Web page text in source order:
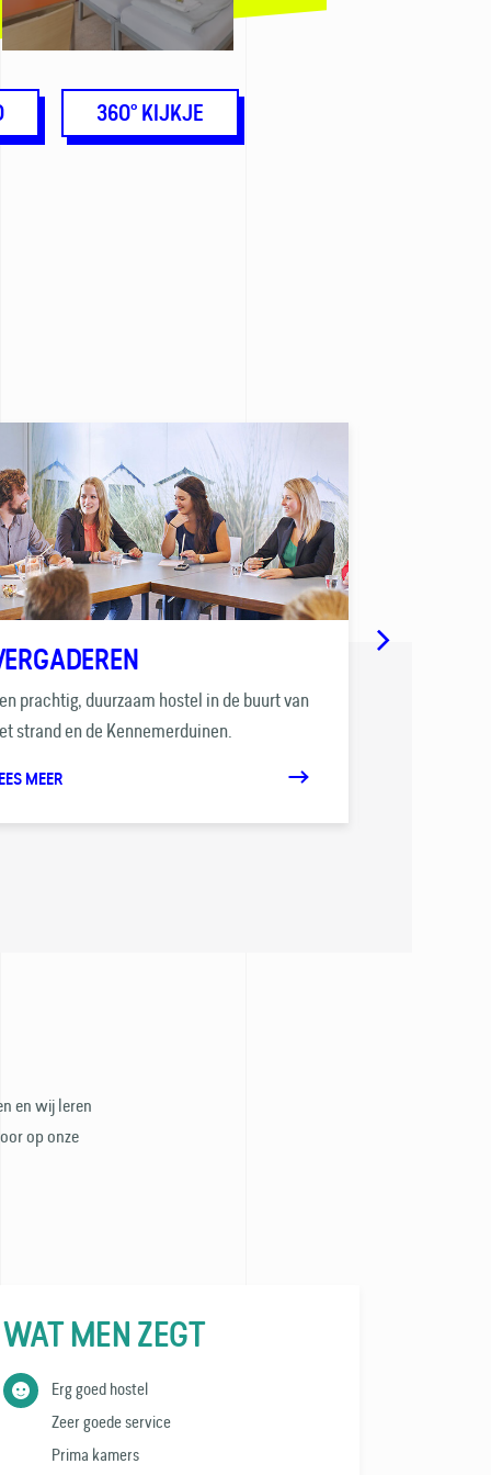
360° KIJKJE
prachtig, duurzaam hostel in de buurt van
strand en de Kennemerduinen.
MEER
en wij leren
op onze
WAT MEN ZEGT
Erg goed hostel
Zeer goede service
Prima kamers